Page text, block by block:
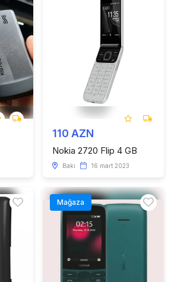
110 AZN
Nokia 2720 Flip 4 GB
Bakı 16 mart 2023
Mağaza